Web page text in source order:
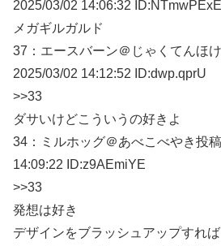
2025/03/02 14:06:32 ID:NTmwPExE
メガギルガルド
37： エースバーン＠じゃくてんほ
2025/03/02 14:12:52 ID:dwp.qprU
>>33
ダサいけどこういうの好きよ
34：
ミルホッグ＠あべこべやき投
14:09:22 ID:z9AEmiYE
>>33
発想は好き
デザインをブラッシュアップすれ